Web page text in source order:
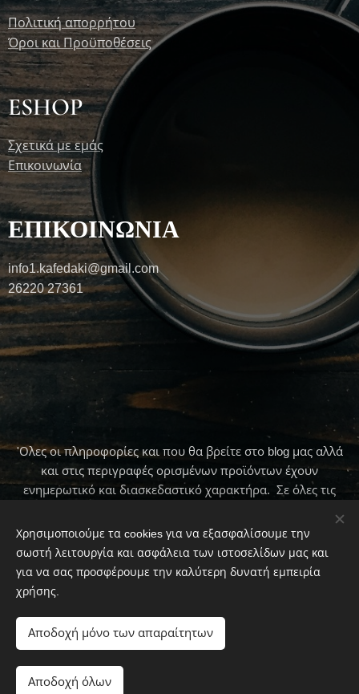
Πολιτική απορρήτου
Όροι και Προϋποθέσεις
ESHOP
Σχετικά με εμάς
Επικοινωνία
ΕΠΙΚΟΙΝΩΝΙΑ
info1.kafedaki@gmail.com
26220 27361
'Ολες οι πληροφορίες και που θα βρείτε στο blog μας αλλά
και στις περιγραφές ορισμένων προϊόντων έχουν
ενημερωτικό και διασκεδαστικό χαρακτήρα. Σε όλες τις
© 2020 To Παραδοσιακό Καφεκοπτείο By Φαίη Μπουλμπασάκου
Cookies
Χρησιμοποιούμε τα cookies για να εξασφαλίσουμε την
σωστή λειτουργία και ασφάλεια των ιστοσελίδων μας και
για να σας προσφέρουμε την καλύτερη δυνατή εμπειρία
χρήσης.
Αποδοχή μόνο των απαραίτητων
Αποδοχή όλων